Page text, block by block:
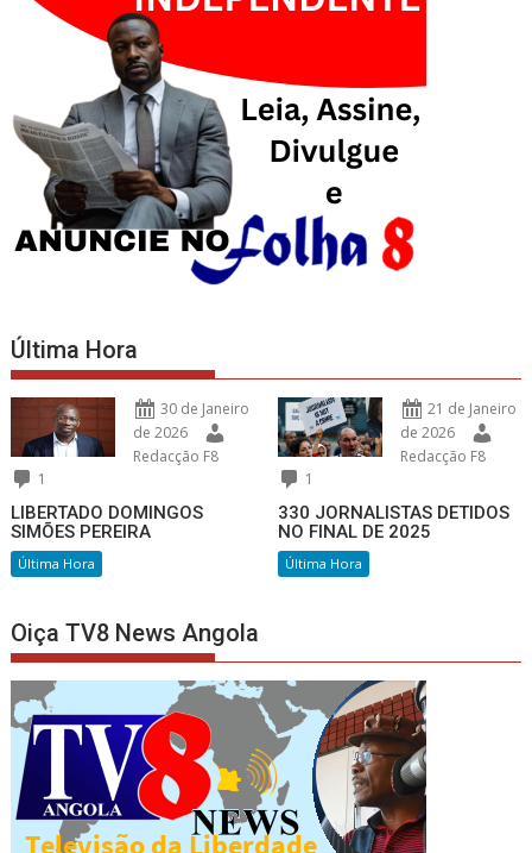
Última Hora
30 de Janeiro
de 2026
Redacção F8
1
LIBERTADO DOMINGOS
SIMÕES PEREIRA
Última Hora
21 de Janeiro
de 2026
Redacção F8
1
330 JORNALISTAS DETIDOS
NO FINAL DE 2025
Última Hora
Oiça TV8 News Angola